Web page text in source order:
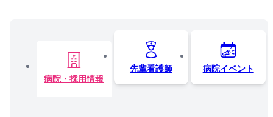
病院・採用情報
先輩看護師 病院イベント